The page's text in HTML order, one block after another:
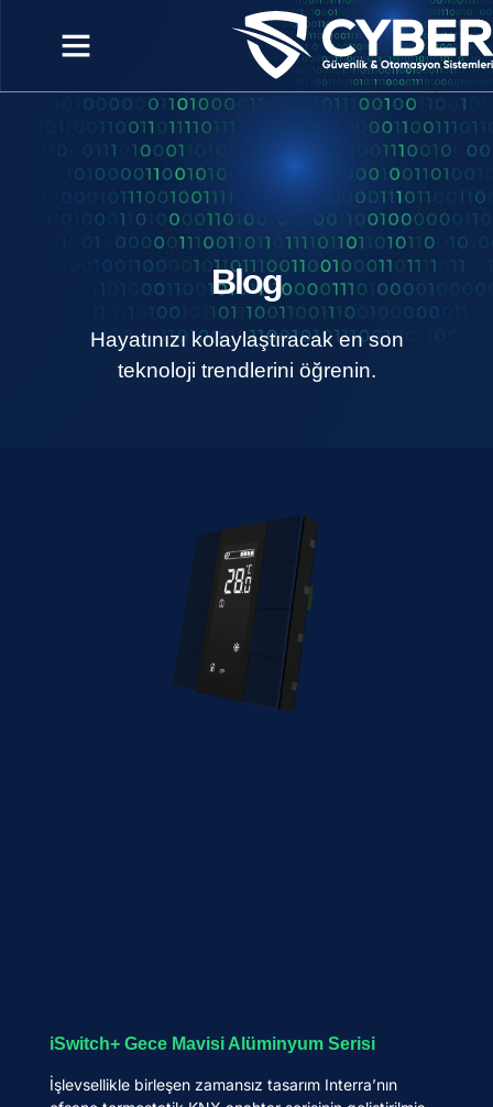
Blog
Hayatınızı kolaylaştıracak en son
teknoloji trendlerini öğrenin.
iSwitch+ Gece Mavisi Alüminyum Serisi
İşlevsellikle birleşen zamansız tasarım Interra’nın